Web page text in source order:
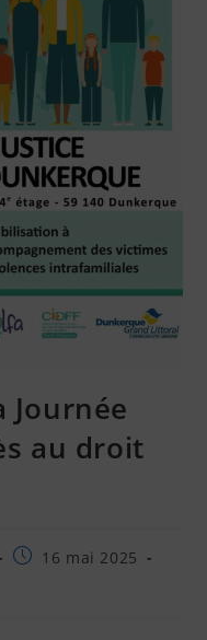
Journée
au droit
16 mai 2025